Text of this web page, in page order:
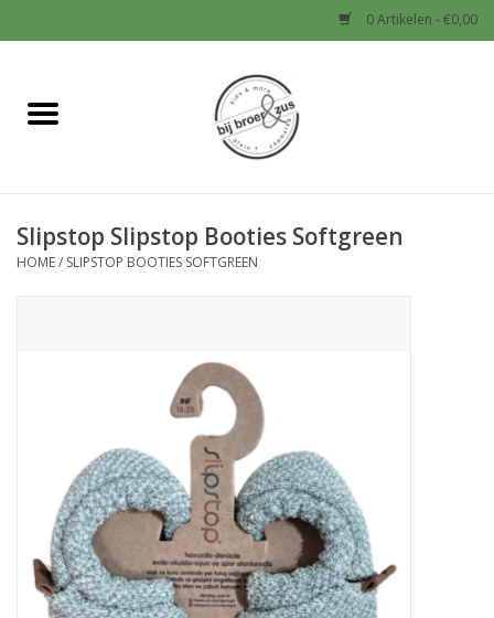
0 Artikelen - €0,00
Home
Baby
Schoenen en Tassen
Speelgoed
Cadeaubonnen
Slipstop Slipstop Booties Softgreen
HOME/ SLIPSTOP BOOTIES SOFTGREEN